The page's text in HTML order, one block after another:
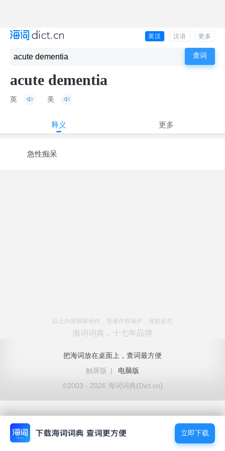
英汉 汉语 更多
acute dementia
英 美
释义 更多
急性痴呆
以上内容独家创作，受著作权保护，侵权必究
海词词典，十七年品牌
把海词放在桌面上，查词最方便
触屏版
|
电脑版
©2003 - 2026 海词词典(Dict.cn)
立即下载
立即下载